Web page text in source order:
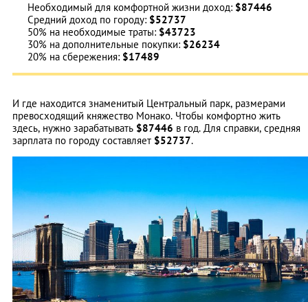
Необходимый для комфортной жизни доход: $87446
Средний доход по городу: $52737
50% на необходимые траты: $43723
30% на дополнительные покупки: $26234
20% на сбережения: $17489
И где находится знаменитый Центральный парк, размерами
превосходящий княжество Монако. Чтобы комфортно жить
здесь, нужно зарабатывать $87446 в год. Для справки, средняя
зарплата по городу составляет $52737.